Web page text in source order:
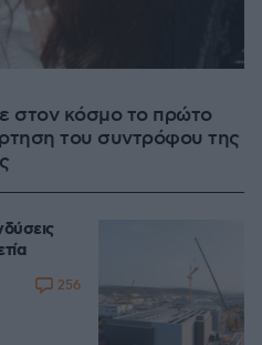
στον κόσμο το πρώτο
του συντρόφου της
256